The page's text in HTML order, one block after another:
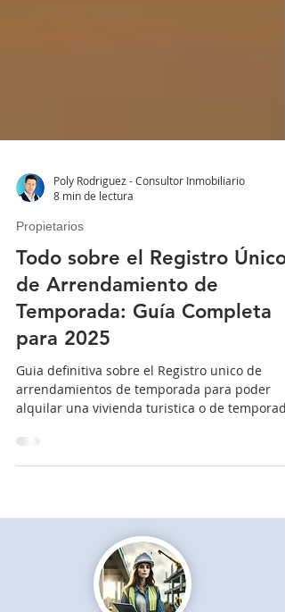
8 min de lectura
Propietarios
Todo sobre el Registro Único
de Arrendamiento de
Temporada: Guía Completa
para 2025
arrendamientos de temporada para poder
alquilar una vivienda turistica o de temporada